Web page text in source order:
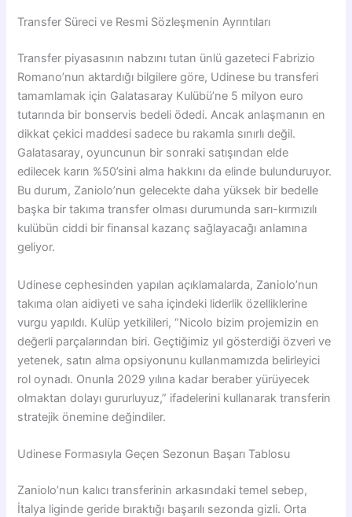
Transfer Süreci ve Resmi Sözleşmenin Ayrıntıları
Transfer piyasasının nabzını tutan ünlü gazeteci Fabrizio
Romano’nun aktardığı bilgilere göre, Udinese bu transferi
tamamlamak için Galatasaray Kulübü’ne 5 milyon euro
tutarında bir bonservis bedeli ödedi. Ancak anlaşmanın en
dikkat çekici maddesi sadece bu rakamla sınırlı değil.
Galatasaray, oyuncunun bir sonraki satışından elde
edilecek karın %50’sini alma hakkını da elinde bulunduruyor.
Bu durum, Zaniolo’nun gelecekte daha yüksek bir bedelle
başka bir takıma transfer olması durumunda sarı-kırmızılı
kulübün ciddi bir finansal kazanç sağlayacağı anlamına
geliyor.
Udinese cephesinden yapılan açıklamalarda, Zaniolo’nun
takıma olan aidiyeti ve saha içindeki liderlik özelliklerine
vurgu yapıldı. Kulüp yetkilileri, “Nicolo bizim projemizin en
değerli parçalarından biri. Geçtiğimiz yıl gösterdiği özveri ve
yetenek, satın alma opsiyonunu kullanmamızda belirleyici
rol oynadı. Onunla 2029 yılına kadar beraber yürüyecek
olmaktan dolayı gururluyuz,” ifadelerini kullanarak transferin
stratejik önemine değindiler.
Udinese Formasıyla Geçen Sezonun Başarı Tablosu
Zaniolo’nun kalıcı transferinin arkasındaki temel sebep,
İtalya liginde geride bıraktığı başarılı sezonda gizli. Orta